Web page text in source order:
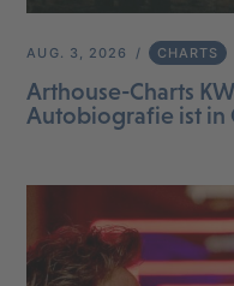
AUG. 3, 2026 CHARTS
Arthouse-Charts
Autobiografie ist in